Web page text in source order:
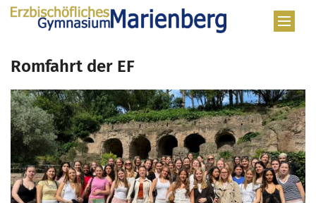
Zum Inhalt springen
Romfahrt der EF